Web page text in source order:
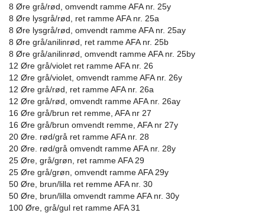
8 Øre grå/rød, omvendt ramme AFA nr. 25y
8 Øre lysgrå/rød, ret ramme AFA nr. 25a
8 Øre lysgrå/rød, omvendt ramme AFA nr. 25ay
8 Øre grå/anilinrød, ret ramme AFA nr. 25b
8 Øre grå/anilinrød, omvendt ramme AFA nr. 25by
12 Øre grå/violet ret ramme AFA nr. 26
12 Øre grå/violet, omvendt ramme AFA nr. 26y
12 Øre grå/rød, ret ramme AFA nr. 26a
12 Øre grå/rød, omvendt ramme AFA nr. 26ay
16 Øre grå/brun ret remme, AFA nr 27
16 Øre grå/brun omvendt remme, AFA nr 27y
20 Øre. rød/grå ret ramme AFA nr. 28
20 Øre. rød/grå omvendt ramme AFA nr. 28y
25 Øre, grå/grøn, ret ramme AFA 29
25 Øre grå/grøn, omvendt ramme AFA 29y
50 Øre, brun/lilla ret remme AFA nr. 30
50 Øre, brun/lilla omvendt ramme AFA nr. 30y
100 Øre, grå/gul ret ramme AFA 31